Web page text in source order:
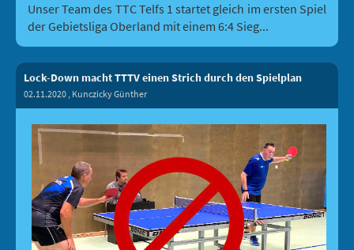
Unser Team des TTC Telfs 1 startet gleich im ersten Spiel
der Gebietsliga Oberland mit einem 6:4 Sieg...
Lock-Down macht TTTV einen Strich durch den Spielplan
02.11.2020 , Kunczicky Günther